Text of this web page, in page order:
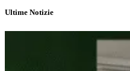
Ultime Notizie